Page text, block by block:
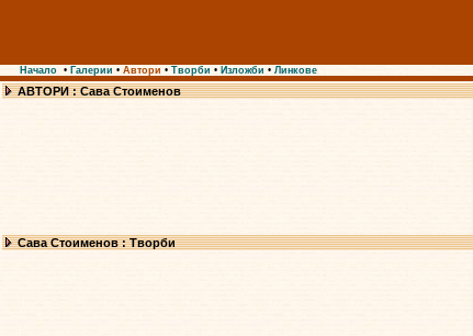
Начало • Галерии • Автори • Творби • Изложби • Линкове
АВТОРИ : Сава Стоименов
Сава Стоименов : Творби